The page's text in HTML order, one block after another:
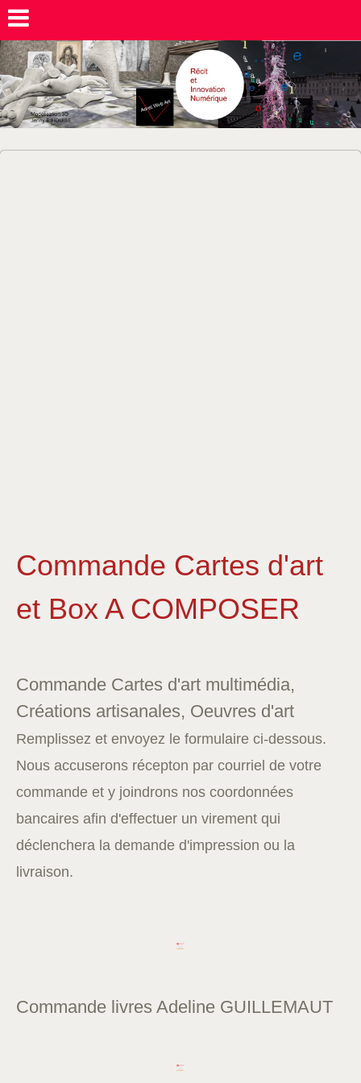
Commande Cartes d'art
et Box A COMPOSER
Commande Cartes d'art multimédia,
Créations artisanales, Oeuvres d'art
Remplissez et envoyez le formulaire ci-dessous.
Nous accuserons récepton par courriel de votre
commande et y joindrons nos coordonnées
bancaires afin d'effectuer un virement qui
déclenchera la demande d'impression ou la
livraison.
Commande livres Adeline GUILLEMAUT